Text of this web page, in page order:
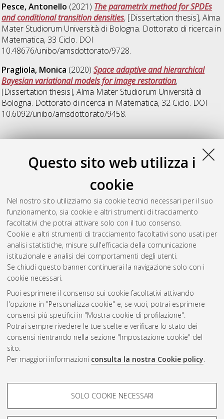
Questo sito web utilizza i
cookie
Nel nostro sito utilizziamo sia cookie tecnici necessari per il suo
funzionamento, sia cookie e altri strumenti di tracciamento
facoltativi che potrai attivare solo con il tuo consenso.
Cookie e altri strumenti di tracciamento facoltativi sono usati per
analisi statistiche, misure sull'efficacia della comunicazione
istituzionale e analisi dei comportamenti degli utenti.
Se chiudi questo banner continuerai la navigazione solo con i
cookie necessari.
Puoi esprimere il consenso sui cookie facoltativi attivando
l'opzione in "Personalizza cookie" e, se vuoi, potrai esprimere
consensi più specifici in "Mostra cookie di profilazione".
Potrai sempre rivedere le tue scelte e verificare lo stato dei
consensi rientrando nella sezione "Impostazione cookie" del
sito.
Per maggiori informazioni consulta la nostra Cookie policy.
COOKIE DI PROFILAZIONE -
SOLO COOKIE NECESSARI
Pesce, Antonello (2021) The parametrix method for SPDEs
and conditional transition densities, [Dissertation thesis], Alma
Mater Studiorum Università di Bologna. Dottorato di ricerca in
Matematica, 33 Ciclo. DOI
10.48676/unibo/amsdottorato/9728.
Pragliola, Monica (2020)Space adaptive and hierarchical
Bayesian variational models for image restoration,
[Dissertation thesis], Alma Mater Studiorum Università di
Bologna. Dottorato di ricerca in Matematica, 32 Ciclo. DOI
10.6092/unibo/amsdottorato/9458.
Q
Quercioli, Nicola (2021) On the topological theory of Group
Equivariant Non-Expansive Operators, [Dissertation thesis],
Alma Mater Studiorum Università di Bologna. Dottorato di
ricerca inMatematica, 33 Ciclo. DOI
10.48676/unibo/amsdottorato/9770.
Questa lista e' stata generata ilSun Aug 9 20:48:13 2026
Atom
Rss 1.0
Rss 2.0
ISSN: 2038-7946
Impostazioni Cookie
Informativa sulla privacy
Condizioni d’uso del sito